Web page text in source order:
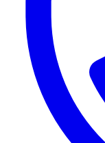
拠点案内